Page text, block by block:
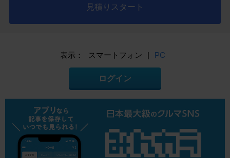
見積りスタート
表示： スマートフォン | PC
ログイン